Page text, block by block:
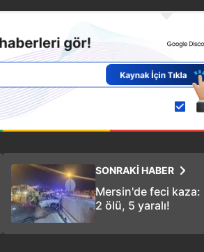
SONRAKİ HABER
Mersin'de feci kaza:
2 ölü, 5 yaralı!